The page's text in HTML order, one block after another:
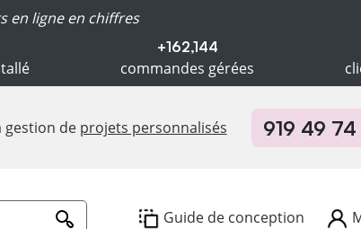
en ligne en chiffres
+162,144
commandes gérées
gestion de projets personnalisés 919 49
Guide de conception